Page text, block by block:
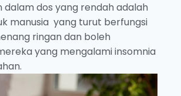
dalam dos yang rendah adalah
manusia yang turut berfungsi
ringan dan boleh
yang mengalami insomnia